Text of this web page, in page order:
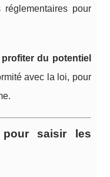
pour
profiter du potentiel
avec la loi, pour
saisir les